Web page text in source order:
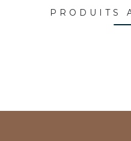
PRODUITS